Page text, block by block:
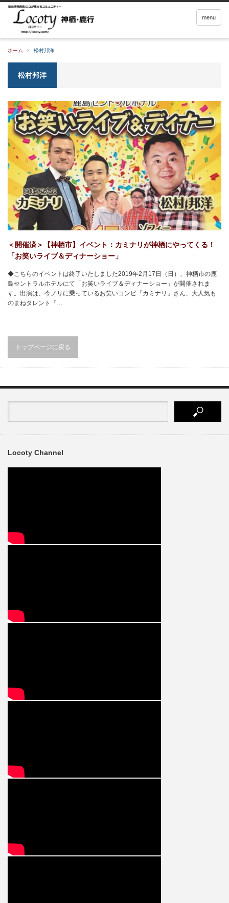
menu
ホーム 松村邦洋
松村邦洋
＜開催済＞【神栖市】イベント：カミナリが神栖にやってくる！
「お笑いライブ＆ディナーショー」
◆こちらのイベントは終了いたしました2019年2月17日（日）、神栖市の鹿
島セントラルホテルにて「お笑いライブ＆ディナーショー」が開催されま
す。出演は、今ノリに乗っているお笑いコンビ『カミナリ』さん、大人気も
のまねタレント『…
トップページに戻る
Locoty Channel